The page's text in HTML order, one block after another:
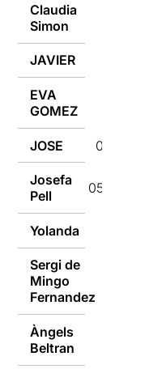
Claudia
Simon
JAVIER
EVA
GOMEZ
JOSE 05/04/2022
Josefa
Pell
05/04/2022
Yolanda
Sergi de
Mingo
Fernandez
Àngels
Beltran